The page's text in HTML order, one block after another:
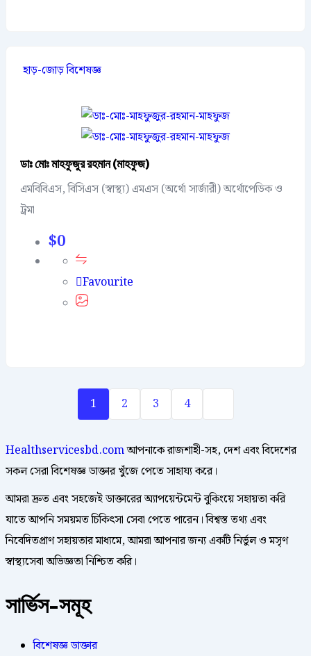
হাড়-জোড় বিশেষজ্ঞ
ডাঃ মোঃ মাহফুজুর রহমান (মাহফুজ)
এমবিবিএস, বিসিএস (স্বাস্থ্য) এমএস (অর্থো সার্জারী) অর্থোপেডিক ও
ট্রমা
$0
Favourite
1 2 3 4
Healthservicesbd.comআপনাকে রাজশাহী-সহ, দেশ এবং বিদেশের
সকল সেরা বিশেষজ্ঞ ডাক্তার খুঁজে পেতে সাহায্য করে।
আমরা দ্রুত এবং সহজেই ডাক্তারের অ্যাপয়েন্টমেন্ট বুকিংয়ে সহায়তা করি
যাতে আপনি সময়মত চিকিৎসা সেবা পেতে পারেন। বিশ্বস্ত তথ্য এবং
নিবেদিতপ্রাণ সহায়তার মাধ্যমে, আমরা আপনার জন্য একটি নির্ভুল ও মসৃণ
স্বাস্থ্যসেবা অভিজ্ঞতা নিশ্চিত করি।
সার্ভিস-সমূহ
বিশেষজ্ঞ ডাক্তার